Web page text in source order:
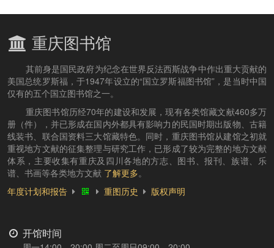
重庆图书馆
其前身是国民政府为纪念在世界反法西斯战争中作出重大贡献的
美国总统罗斯福，于1947年设立的“国立罗斯福图书馆”，是当时中国
仅有的五个国立图书馆之一。
重庆图书馆历经70年的建设和发展，现有各类馆藏文献460多万
册（件），并已形成在国内外都具有影响力的民国时期出版物、古籍
线装书、联合国资料三大馆藏特色。同时，重庆图书馆从建馆之初就
重视地方文献的征集整理与研究工作，已形成了较为完整的地方文献
体系，主要收集有重庆及四川各地的方志、图书、报刊、族谱、乐
谱、书画等各类地方文献 了解更多。
年度计划和报告
重图历史 版权声明
开馆时间